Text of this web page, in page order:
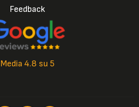
Feedback
Media 4.8 su 5